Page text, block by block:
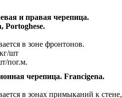
и правая черепица.
Portoghese.
в зоне фронтонов.
шт
пог.м.
черепица. Francigena.
в зонах примыканий к стене,